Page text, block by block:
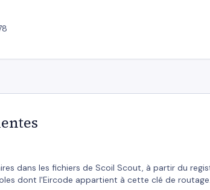
dans les fichiers de Scoil Scout, à partir du
dont l'Eircode appartient à cette clé de routage.